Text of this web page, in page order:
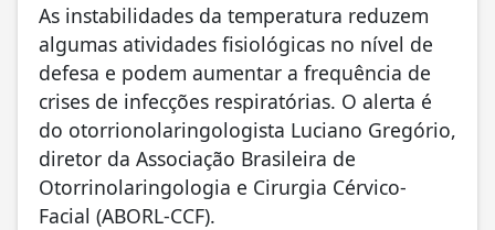
As instabilidades da temperatura reduzem
algumas atividades fisiológicas no nível de
defesa e podem aumentar a frequência de
crises de infecções respiratórias. O alerta é
do otorrionolaringologista Luciano Gregório,
diretor da Associação Brasileira de
Otorrinolaringologia e Cirurgia Cérvico-
Facial (ABORL-CCF).